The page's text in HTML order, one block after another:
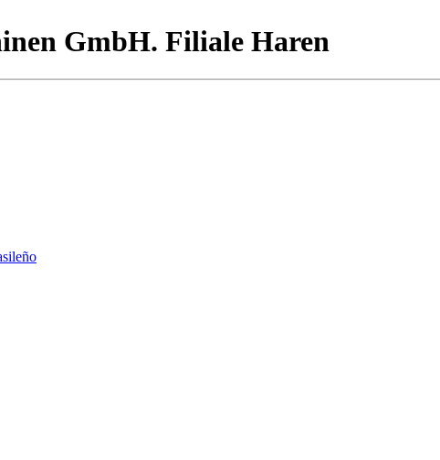
GmbH. Filiale Haren